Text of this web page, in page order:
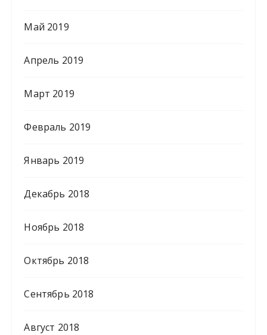
Май 2019
Апрель 2019
Март 2019
Февраль 2019
Январь 2019
Декабрь 2018
Ноябрь 2018
Октябрь 2018
Сентябрь 2018
Август 2018